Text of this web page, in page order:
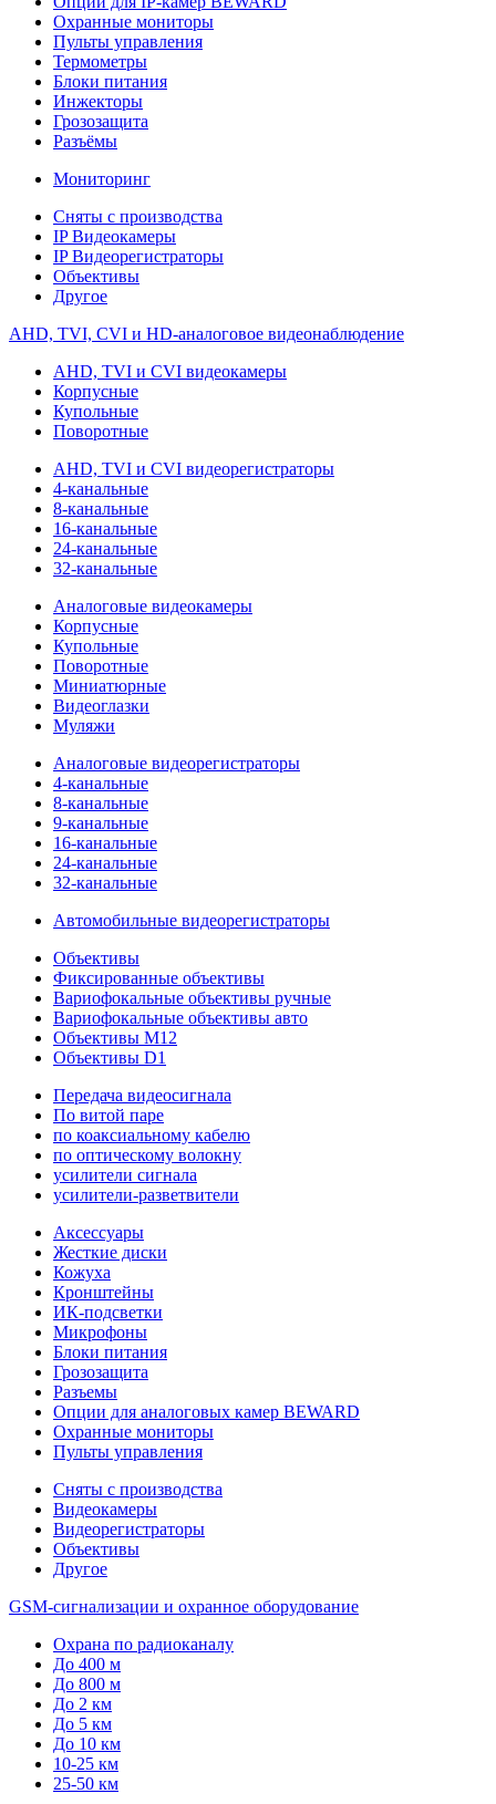
Охранные мониторы
Пульты управления
Термометры
Блоки питания
Инжекторы
Грозозащита
Разъёмы
Мониторинг
Сняты с производства
IP Видеокамеры
IP Видеорегистраторы
Объективы
Другое
AHD, TVI, CVI и HD-аналоговое видеонаблюдение
AHD, TVI и CVI видеокамеры
Корпусные
Купольные
Поворотные
AHD, TVI и CVI видеорегистраторы
4-канальные
8-канальные
16-канальные
24-канальные
32-канальные
Аналоговые видеокамеры
Корпусные
Купольные
Поворотные
Миниатюрные
Видеоглазки
Муляжи
Аналоговые видеорегистраторы
4-канальные
8-канальные
9-канальные
16-канальные
24-канальные
32-канальные
Автомобильные видеорегистраторы
Объективы
Фиксированные объективы
Вариофокальные объективы ручные
Вариофокальные объективы авто
Объективы M12
Объективы D1
Передача видеосигнала
По витой паре
по коаксиальному кабелю
по оптическому волокну
усилители сигнала
усилители-разветвители
Аксессуары
Жесткие диски
Кожуха
Кронштейны
ИК-подсветки
Микрофоны
Блоки питания
Грозозащита
Разъемы
Опции для аналоговых камер BEWARD
Охранные мониторы
Пульты управления
Сняты с производства
Видеокамеры
Видеорегистраторы
Объективы
Другое
GSM-сигнализации и охранное оборудование
Охрана по радиоканалу
До 400 м
До 800 м
До 2 км
До 5 км
До 10 км
10-25 км
25-50 км